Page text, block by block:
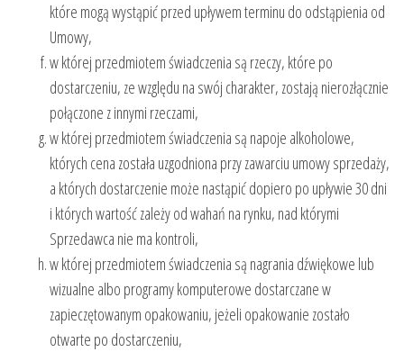
które mogą wystąpić przed upływem terminu do odstąpienia od
Umowy,
w której przedmiotem świadczenia są rzeczy, które po
dostarczeniu, ze względu na swój charakter, zostają nierozłącznie
połączone z innymi rzeczami,
w której przedmiotem świadczenia są napoje alkoholowe,
których cena została uzgodniona przy zawarciu umowy sprzedaży,
a których dostarczenie może nastąpić dopiero po upływie 30 dni
i których wartość zależy od wahań na rynku, nad którymi
Sprzedawca nie ma kontroli,
w której przedmiotem świadczenia są nagrania dźwiękowe lub
wizualne albo programy komputerowe dostarczane w
zapieczętowanym opakowaniu, jeżeli opakowanie zostało
otwarte po dostarczeniu,